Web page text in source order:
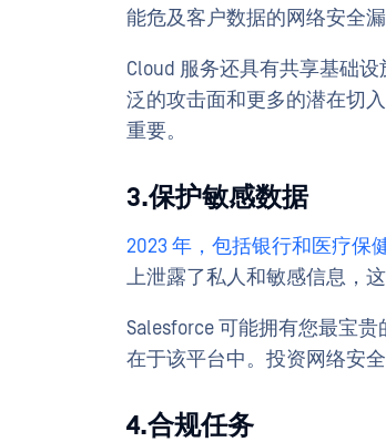
能危及客户数据的网络安全
Cloud 服务还具有共享基础
泛的攻击面和更多的潜在切
重要。
3.保护敏感数据
2023 年，包括银行和医疗保
上泄露了私人和敏感信息，这
Salesforce 可能拥有您最宝
在于该平台中。投资网络安
4.合规任务